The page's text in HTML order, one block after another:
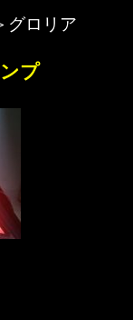
グロリア
プ